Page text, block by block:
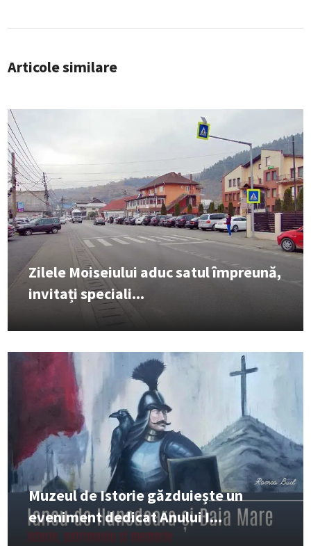
Articole similare
Zilele Moiseiului aduc satul împreună,
invitați speciali...
Muzeul de Istorie găzduiește un
eveniment dedicat Anului I...